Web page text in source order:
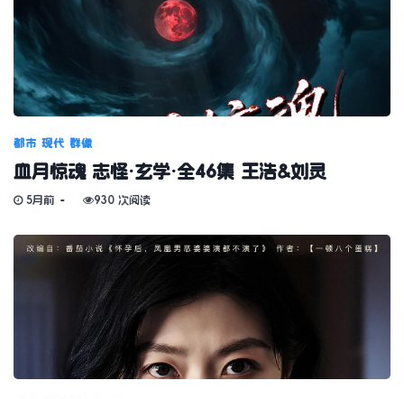
都市 现代 群像
血月惊魂 志怪·玄学·全46集 王浩&刘灵
5月前 930 次阅读